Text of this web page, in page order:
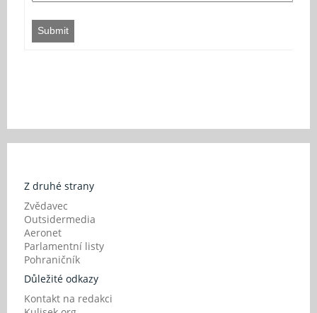
Submit
Z druhé strany
Zvědavec
Outsidermedia
Aeronet
Parlamentní listy
Pohraničník
Důležité odkazy
Kontakt na redakci